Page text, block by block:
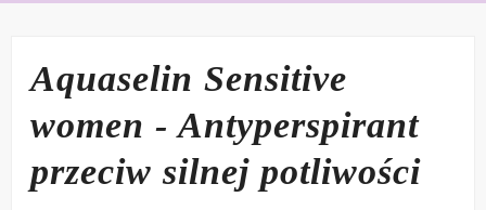
Aquaselin Sensitive
women - Antyperspirant
przeciw silnej potliwości